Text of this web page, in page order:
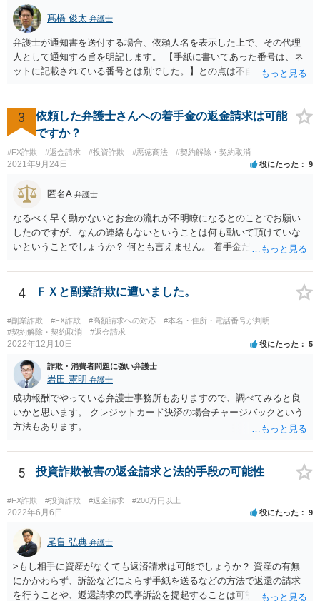
髙橋 俊太 弁護士
弁護士が通知書を送付する場合、依頼人名を表示した上で、その代理
人として通知する旨を明記します。 【手紙に書いてあった番号は、ネ
ットに記載されている番号とは別でした。】との点は不自然ではある
護士検索でその弁護士を検索し、そこに記載されている電話番号に連
絡をして、通知書の内容等について確認をしてみるとよいでしょう。
3
依頼した弁護士さんへの着手金の返金請求は可能
ですか？
#FX詐欺 #返金請求 #投資詐欺 #悪徳商法 #契約解除・契約取消
2021年9月24日 役にたった 9
匿名A 弁護士
なるべく早く動かないとお金の流れが不明瞭になるとのことでお願い
したのですが、なんの連絡もないということは何も動いて頂けていな
いということでしょうか？ 何とも言えません。 着手金だけ受け取って
などを確認しましょう。 着手金の返金は請求できますか？ 交渉してみ
て、事情によっては弁護士会に相談しましょう。
4 ＦＸと副業詐欺に遭いました。
#副業詐欺 #FX詐欺 #高額請求への対応
#本名・住所・電話番号が判明
#契約解除・契約取消
#返金請求
2022年12月10日 役にたった 5
詐欺・消費者問題に強い弁護士
岩田 憲明 弁護士
成功報酬でやっている弁護士事務所もありますので、調べてみると良
いかと思います。 クレジットカード決済の場合チャージバックという
方法もあります。
5 投資詐欺被害の返金請求と法的手段の可能性
#FX詐欺 #投資詐欺 #返金請求 #200万円以上
2022年6月6日 役にたった 9
尾畠 弘典 弁護士
>もし相手に資産がなくても返済請求は可能でしょうか？ 資産の有無
にかかわらず、訴訟などによらず手紙を送るなどの方法で返還の請求
を行うことや、返還請求の民亊訴訟を提起することは可能です。 た